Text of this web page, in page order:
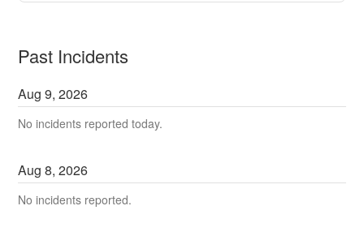
Past Incidents
Aug9,2026
No incidents reported today.
Aug8,2026
No incidents reported.